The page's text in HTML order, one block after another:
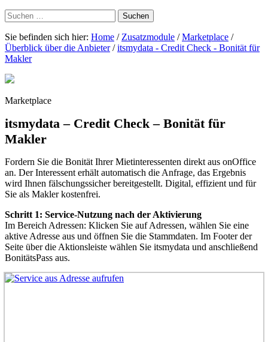
Suchen
nach:
Sie befinden sich hier: Home / Zusatzmodule /Marketplace /
Überblick über die Anbieter/itsmydata - Credit Check - Bonität für
Makler
Marketplace
itsmydata – Credit Check – Bonität für
Makler
Fordern Sie die Bonität Ihrer Mietinteressenten direkt aus onOffice
an. Der Interessent erhält automatisch die Anfrage, das Ergebnis
wird Ihnen fälschungssicher bereitgestellt. Digital, effizient und für
Sie als Makler kostenfrei.
Schritt 1: Service-Nutzung nach der Aktivierung
Im Bereich Adressen: Klicken Sie auf Adressen, wählen Sie eine
aktive Adresse aus und öffnen Sie die Stammdaten. Im Footer der
Seite über die Aktionsleiste wählen Sie itsmydata und anschließend
BonitätsPass aus.